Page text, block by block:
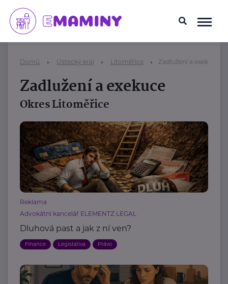
Domů Ústecký kraj Litoměřice Zadlužení a exekuce
Zadlužení a exekuce
Okres Litoměřice
Reklama
Advokátní kancelář ELEMENTZ LEGAL
Dluhová past a jak z ní ven?
Finance Legislativa Právo